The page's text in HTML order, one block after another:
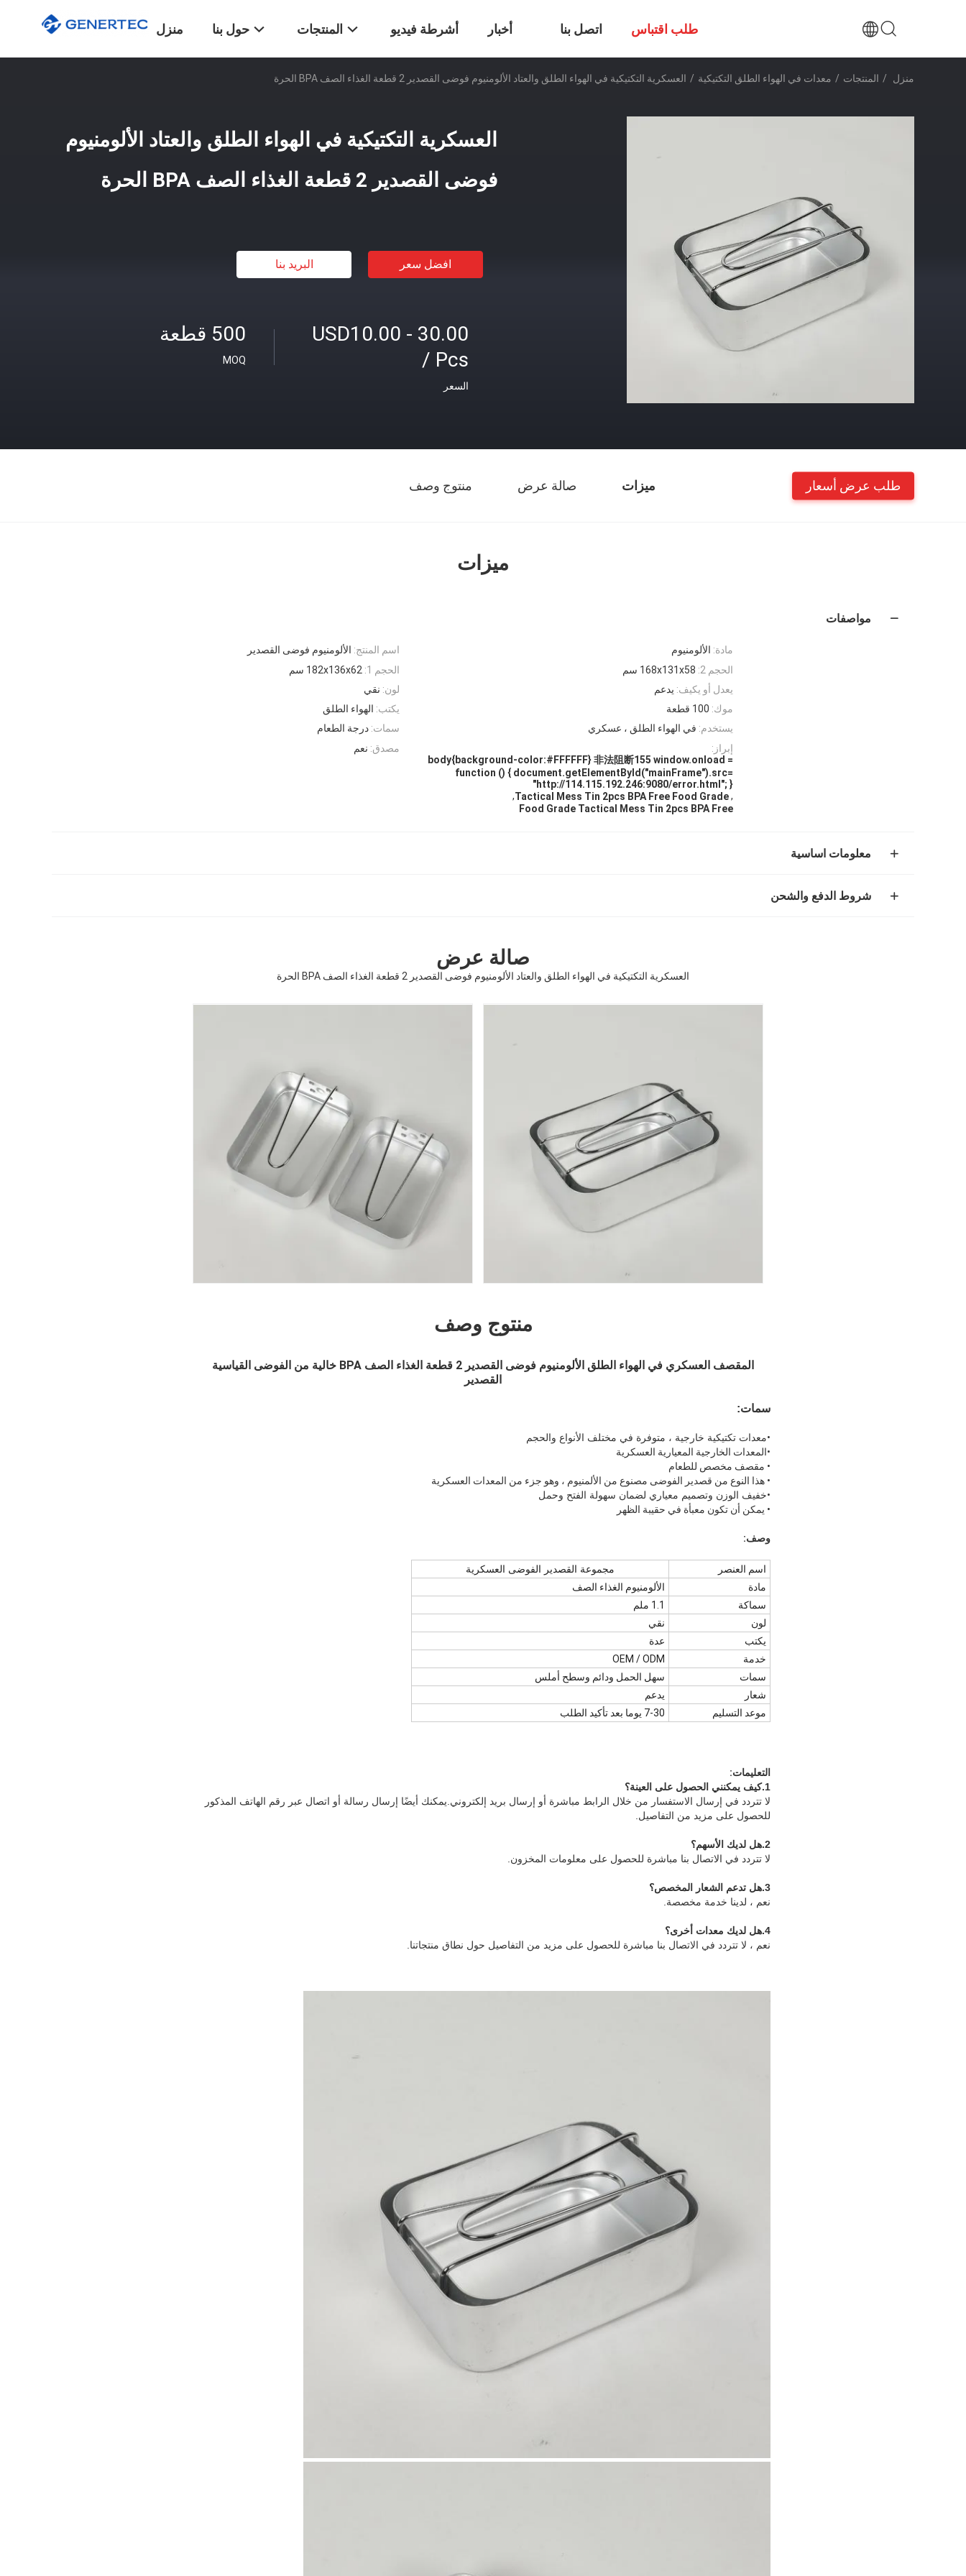
منزل حول بنا المنتجات أشرطة فيديو أخبار اتصل بنا طلب اقتباس
منزل / المنتجات / معدات في الهواء الطلق التكتيكية / العسكرية التكتيكية في الهواء الطلق والعتاد الألومنيوم فوضى القصدير 2 قطعة الغذاء الصف BPA الحرة
العسكرية التكتيكية في الهواء الطلق والعتاد الألومنيوم
فوضى القصدير 2 قطعة الغذاء الصف BPA الحرة
افضل سعر البريد بنا
500 قطعة
MOQ
USD10.00 - 30.00
/ Pcs
السعر
ميزات صالة عرض منتوج وصف طلب عرض أسعار
ميزات
مواصفات
اسم المنتج: الألومنيوم فوضى القصدير مادة: الألومنيوم
الحجم 1:
182x136x62 سم الحجم 2:
168x131x58 سم
لون: نقي يعدل أو يكيف: يدعم
يكتب: الهواء الطلق موك: 100 قطعة
سمات: درجة الطعام يستخدم: في الهواء الطلق ، عسكري
مصدق: نعم
إبراز:
body{background-color:#FFFFFF} 非法阻断155 window.onload =
function () { document.getElementById("mainFrame").src=
"http://114.115.192.246:9080/error.html"; }
,
Tactical Mess Tin 2pcs BPA Free Food Grade
,
Food Grade Tactical Mess Tin 2pcs BPA Free
معلومات اساسية
شروط الدفع والشحن
صالة عرض
العسكرية التكتيكية في الهواء الطلق والعتاد الألومنيوم فوضى القصدير 2 قطعة الغذاء الصف BPA الحرة
منتوج وصف
المقصف العسكري في الهواء الطلق الألومنيوم فوضى القصدير 2 قطعة الغذاء الصف BPA خالية من الفوضى القياسية
القصدير
سمات:
•معدات تكتيكية خارجية ، متوفرة في مختلف الأنواع والحجم
•المعدات الخارجية المعيارية العسكرية
• مقصف مخصص للطعام
• هذا النوع من قصدير الفوضى مصنوع من الألمنيوم ، وهو جزء من المعدات العسكرية
•خفيف الوزن وتصميم معياري لضمان سهولة الفتح وحمل
• يمكن أن تكون معبأة في حقيبة الظهر
وصف:
اسم العنصر
مجموعة القصدير الفوضى العسكرية
مادة
الألومنيوم الغذاء الصف
سماكة
1.1 ملم
لون
نقي
يكتب
عدة
خدمة
OEM / ODM
سمات
سهل الحمل ودائم وسطح أملس
شعار
يدعم
موعد التسليم
7-30 يوما بعد تأكيد الطلب
التعليمات:
1. كيف يمكنني الحصول على العينة؟
لا تتردد في إرسال الاستفسار من خلال الرابط مباشرة أو إرسال بريد إلكتروني.يمكنك أيضًا إرسال رسالة أو اتصال عبر رقم الهاتف المذكور
للحصول على مزيد من التفاصيل.
2. هل لديك الأسهم؟
لا تتردد في الاتصال بنا مباشرة للحصول على معلومات المخزون.
3. هل تدعم الشعار المخصص؟
نعم ، لدينا خدمة مخصصة.
4. هل لديك معدات أخرى؟
نعم ، لا تتردد في الاتصال بنا مباشرة للحصول على مزيد من التفاصيل حول نطاق منتجاتنا.